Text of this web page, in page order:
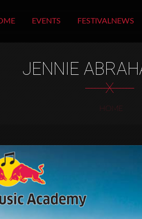
EVENTS FESTIVALNEWS
JENNIE
X
HOME